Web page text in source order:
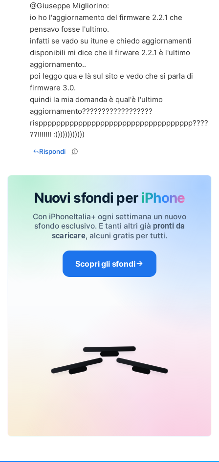
@Giuseppe Migliorino:
io ho l'aggiornamento del firmware 2.2.1 che
pensavo fosse l'ultimo.
infatti se vado su itune e chiedo aggiornamenti
disponibili mi dice che il firware 2.2.1 è l'ultimo
aggiornamento..
poi leggo qua e là sul sito e vedo che si parla di
firmware 3.0.
quindi la mia domanda è qual'è l'ultimo
aggiornamento??????????????????
risppppppppppppppppppppppppppppppppppp????
??!!!!!!! :))))))))))))
Rispondi
Nuovi sfondi per iPhone
Con iPhoneItalia+ ogni settimana un nuovo
sfondo esclusivo. E tanti altri già pronti da
scaricare, alcuni gratis per tutti.
Scopri gli sfondi